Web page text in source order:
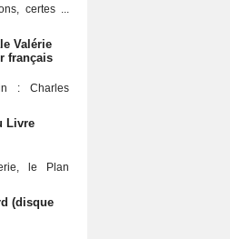
certes ...
Valérie
français
: Charles
Livre
le Plan
(disque